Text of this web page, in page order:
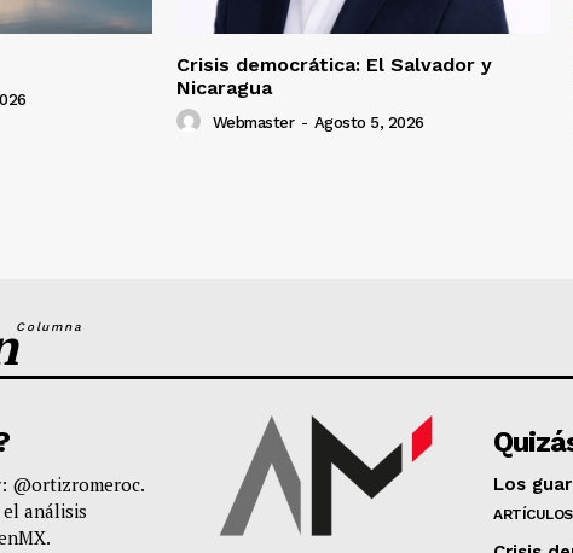
Crisis democrática: El Salvador y
Nicaragua
Webmaster - Agosto 5, 2026
Columna
@ortizromeroc.
análisis
Los
ARTÍCULOS